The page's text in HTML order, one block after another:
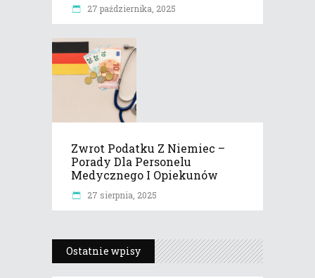
27 października, 2025
Zwrot Podatku Z Niemiec –
Porady Dla Personelu
Medycznego I Opiekunów
27 sierpnia, 2025
Ostatnie wpisy